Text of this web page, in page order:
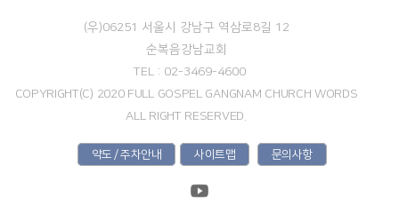
(우)06251 서울시 강남구 역삼로8길 12
순복음강남교회
TEL : 02-3469-4600
COPYRIGHT(C) 2020 FULL GOSPEL GANGNAM CHURCH WORDS
ALL RIGHT RESERVED.
약도 / 주차안내 사이트맵 문의사항